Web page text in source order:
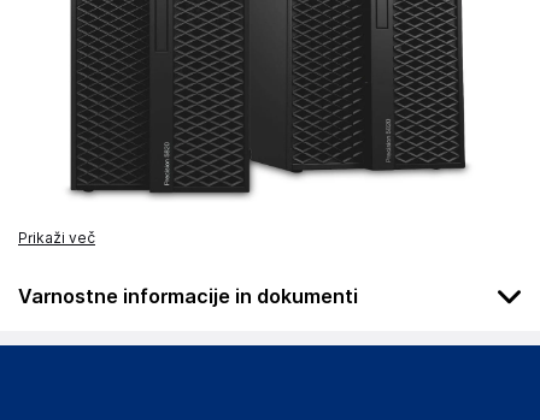
Prikaži več
Varnostne informacije in dokumenti
Podatki o proizvajalcu